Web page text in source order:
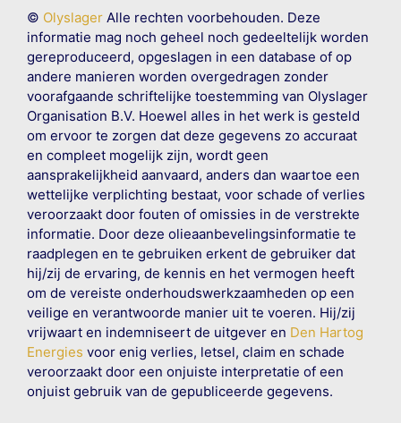
© OlyslagerAlle rechten voorbehouden. Deze
informatie mag noch geheel noch gedeeltelijk worden
gereproduceerd, opgeslagen in een database of op
andere manieren worden overgedragen zonder
voorafgaande schriftelijke toestemming van Olyslager
Organisation B.V. Hoewel alles in het werk is gesteld
om ervoor te zorgen dat deze gegevens zo accuraat
en compleet mogelijk zijn, wordt geen
aansprakelijkheid aanvaard, anders dan waartoe een
wettelijke verplichting bestaat, voor schade of verlies
veroorzaakt door fouten of omissies in de verstrekte
informatie. Door deze olieaanbevelingsinformatie te
raadplegen en te gebruiken erkent de gebruiker dat
hij/zij de ervaring, de kennis en het vermogen heeft
om de vereiste onderhoudswerkzaamheden op een
veilige en verantwoorde manier uit te voeren. Hij/zij
vrijwaart en indemniseert de uitgever en Den Hartog
Energies voor enig verlies, letsel, claim en schade
veroorzaakt door een onjuiste interpretatie of een
onjuist gebruik van de gepubliceerde gegevens.